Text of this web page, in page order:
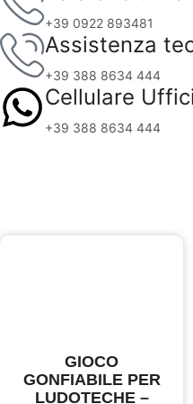
+39 0922 893481
Assistenza
+39 388 8634 444
Cellulare
+39 388 8634 444
GIOCO
GONFIABILE PER
LUDOTECHE –